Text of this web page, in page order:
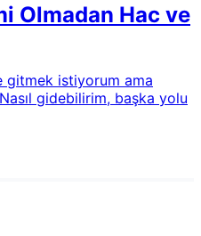
Olmadan Hac ve
gitmek istiyorum ama
gidebilirim, başka yolu